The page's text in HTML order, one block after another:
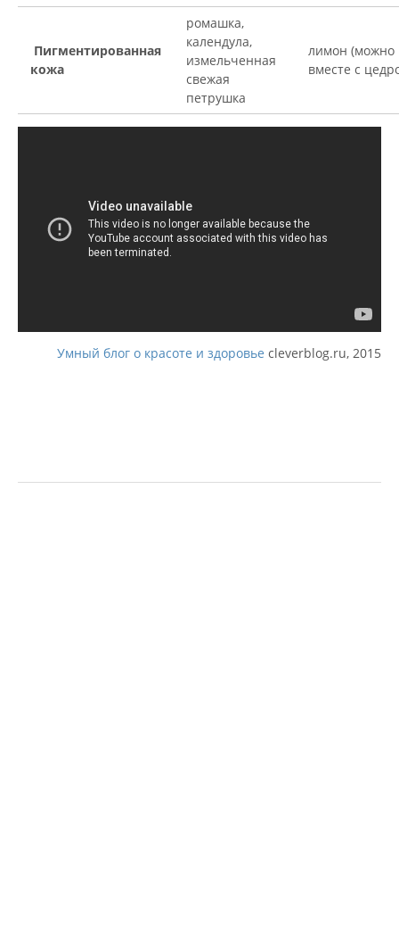
Пигментированная
кожа
ромашка,
календула,
измельченная
свежая
петрушка
лимон (можно
вместе с
Умный блог о красоте и здоровье cleverblog.ru, 2015